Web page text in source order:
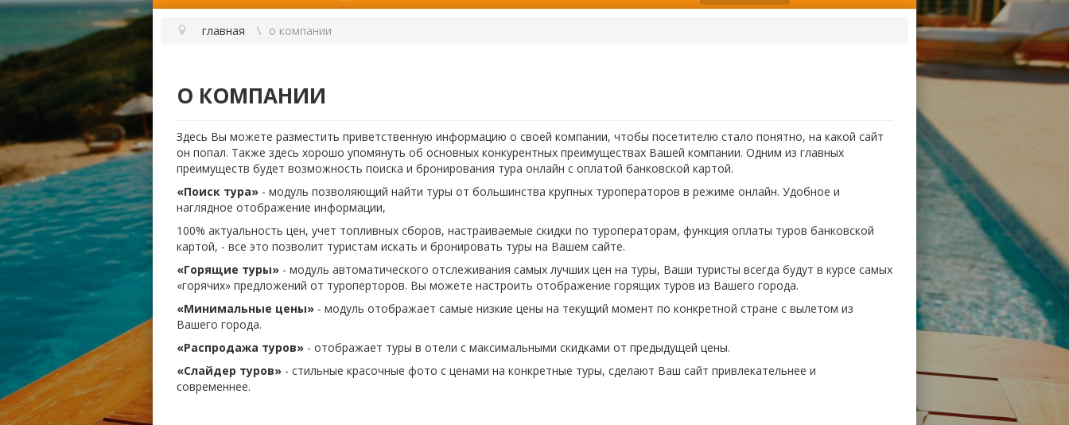
главная о компании
О КОМПАНИИ
Здесь Вы можете разместить приветственную информацию о своей компании, чтобы посетителю стало понятно, на какой сайт
он попал. Также здесь хорошо упомянуть об основных конкурентных преимуществах Вашей компании. Одним из главных
преимуществ будет возможность поиска и бронирования тура онлайн с оплатой банковской картой.
«Поиск тура» - модуль позволяющий найти туры от большинства крупных туроператоров в режиме онлайн. Удобное и
наглядное отображение информации,
100% актуальность цен, учет топливных сборов, настраиваемые скидки по туроператорам, функция оплаты туров банковской
картой, - все это позволит туристам искать и бронировать туры на Вашем сайте.
«Горящие туры» - модуль автоматического отслеживания самых лучших цен на туры, Ваши туристы всегда будут в курсе самых
«горячих» предложений от туроперторов. Вы можете настроить отображение горящих туров из Вашего города.
«Минимальные цены» - модуль отображает самые низкие цены на текущий момент по конкретной стране с вылетом из
Вашего города.
«Распродажа туров» - отображает туры в отели с максимальными скидками от предыдущей цены.
«Слайдер туров» - стильные красочные фото с ценами на конкретные туры, сделают Ваш сайт привлекательнее и
современнее.